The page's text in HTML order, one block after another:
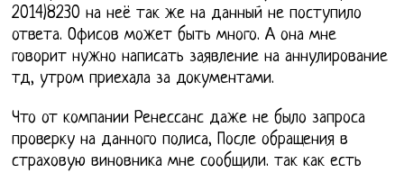
2014)8230 на неё так же на данный не поступило
ответа. Офисов может быть много. А она мне
говорит нужно написать заявление на аннулирование
тд, утром приехала за документами.
Что от компании Ренессанс даже не было запроса
проверку на данного полиса, После обращения в
страховую виновника мне сообщили. так как есть